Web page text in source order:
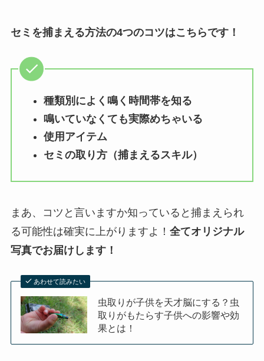
セミを捕まえる方法の4つのコツはこちらです！
種類別によく鳴く時間帯を知る
鳴いていなくても実際めちゃいる
使用アイテム
セミの取り方（捕まえるスキル）
まあ、コツと言いますか知っていると捕まえられ
る可能性は確実に上がりますよ！ 全てオリジナル
写真でお届けします！
あわせて読みたい
虫取りが子供を天才脳にする？虫
取りがもたらす子供への影響や効
果とは！